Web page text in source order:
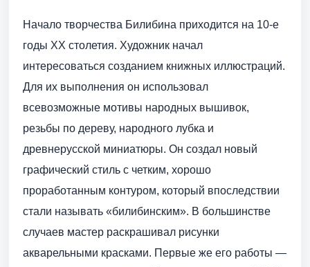
Начало творчества Билибина приходится на 10-е
годы XX столетия. Художник начал
интересоваться созданием книжных иллюстраций.
Для их выполнения он использовал
всевозможные мотивы народных вышивок,
резьбы по дереву, народного лубка и
древнерусской миниатюры. Он создал новый
графический стиль с четким, хорошо
проработанным контуром, который впоследствии
стали называть «билибинским». В большинстве
случаев мастер раскрашивал рисунки
акварельными красками. Первые же его работы —